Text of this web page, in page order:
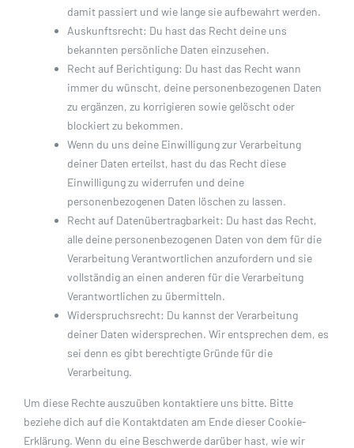
damit passiert und wie lange sie aufbewahrt werden.
Auskunftsrecht: Du hast das Recht deine uns
bekannten persönliche Daten einzusehen.
Recht auf Berichtigung: Du hast das Recht wann
immer du wünscht, deine personenbezogenen Daten
zu ergänzen, zu korrigieren sowie gelöscht oder
blockiert zu bekommen.
Wenn du uns deine Einwilligung zur Verarbeitung
deiner Daten erteilst, hast du das Recht diese
Einwilligung zu widerrufen und deine
personenbezogenen Daten löschen zu lassen.
Recht auf Datenübertragbarkeit: Du hast das Recht,
alle deine personenbezogenen Daten von dem für die
Verarbeitung Verantwortlichen anzufordern und sie
vollständig an einen anderen für die Verarbeitung
Verantwortlichen zu übermitteln.
Widerspruchsrecht: Du kannst der Verarbeitung
deiner Daten widersprechen. Wir entsprechen dem, es
sei denn es gibt berechtigte Gründe für die
Verarbeitung.
Um diese Rechte auszuüben kontaktiere uns bitte. Bitte
beziehe dich auf die Kontaktdaten am Ende dieser Cookie-
Erklärung. Wenn du eine Beschwerde darüber hast, wie wir